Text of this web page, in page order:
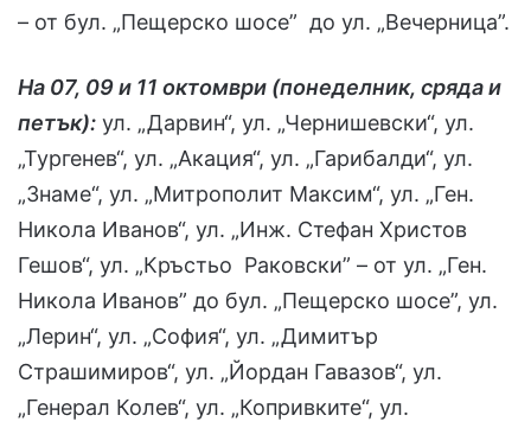
– от бул. „Пещерско шосе” до ул. „Вечерница”.
На 07, 09 и 11 октомври (понеделник, сряда и
петък): ул. „Дарвин“, ул. „Чернишевски“, ул.
„Тургенев“, ул. „Акация“, ул. „Гарибалди“, ул.
„Знаме“, ул. „Митрополит Максим“, ул. „Ген.
Никола Иванов“, ул. „Инж. Стефан Христов
Гешов“, ул. „Кръстьо Раковски” – от ул. „Ген.
Никола Иванов” до бул. „Пещерско шосе”, ул.
„Лерин“, ул. „София“, ул. „Димитър
Страшимиров“, ул. „Йордан Гавазов“, ул.
„Генерал Колев“, ул. „Копривките“, ул.